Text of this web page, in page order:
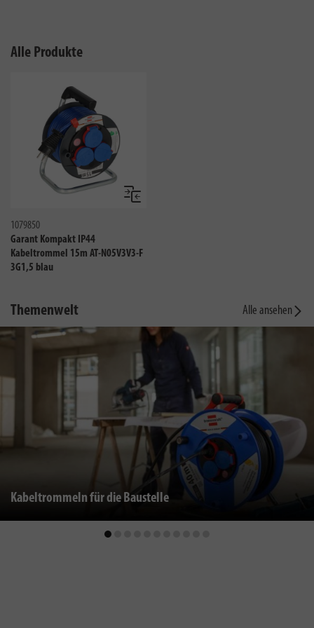
Alle Produkte
Vergleichen
1079850
Garant Kompakt IP44
Kabeltrommel 15m AT-N05V3V3-F
3G1,5 blau
Themenwelt Alle ansehen
Kabeltrommeln für die Baustelle